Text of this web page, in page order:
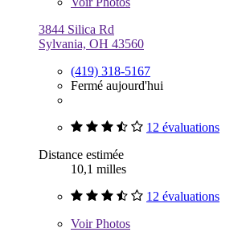
3844 Silica Rd
Sylvania, OH 43560
(419) 318-5167
Fermé aujourd'hui
12 évaluations
Distance estimée
10,1 milles
12 évaluations
VoirPhotos